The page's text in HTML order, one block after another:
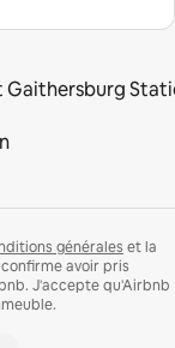
Gaithersburg
générales et la
avoir pris
J'accepte qu'Airbnb